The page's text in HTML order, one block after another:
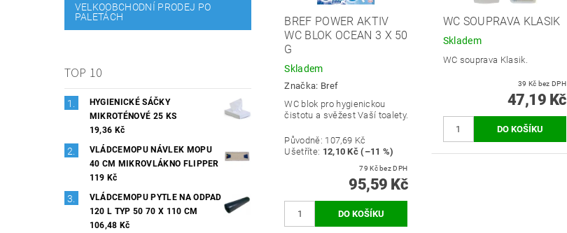
VELKOOBCHODNÍ PRODEJ PO
PALETÁCH
TOP 10
HYGIENICKÉ SÁČKY
MIKROTÉNOVÉ 25 KS
19,36 Kč
VLÁDCEMOPU NÁVLEK MOPU
40 CM MIKROVLÁKNO FLIPPER
119 Kč
VLÁDCEMOPU PYTLE NA ODPAD
120 L TYP 50 70 X 110 CM
106,48 Kč
BREF POWER AKTIV
WC BLOK OCEAN 3 X 50
G
Skladem
Značka: Bref
WC blok pro hygienickou
čistotu a svěžest Vaší toalety.
Původně: 107,69 Kč
Ušetříte: 12,10 Kč (–11 %)
79 Kč bez DPH
95,59 Kč
WC SOUPRAVA KLASIK
Skladem
WC souprava Klasik.
39 Kč bez DPH
47,19 Kč